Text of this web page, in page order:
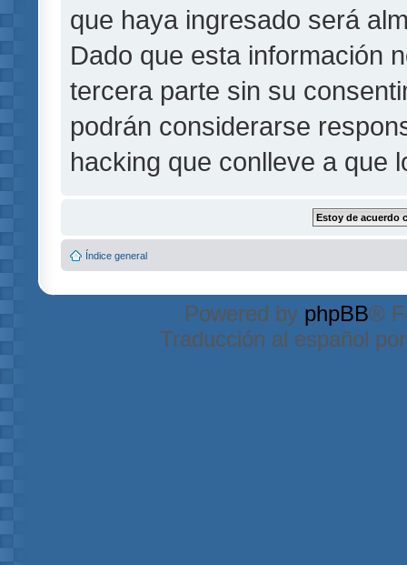
que haya ingresado será
Dado que esta información
tercera parte sin su
podrán considerarse
hacking que conlleve a que
Índice general
Powered by phpBB®
Traducción al español